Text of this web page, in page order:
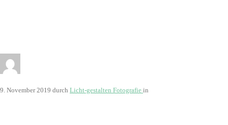
9. November 2019 durch Licht-gestalten Fotografie in